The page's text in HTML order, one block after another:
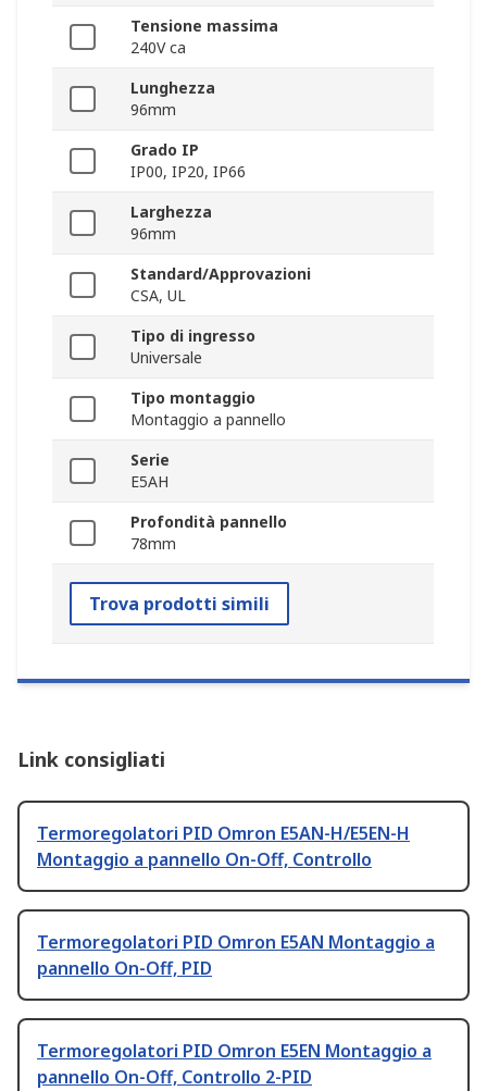
Tensione massima
240V ca
Lunghezza
96mm
Grado IP
IP00, IP20, IP66
Larghezza
96mm
Standard/Approvazioni
CSA, UL
Tipo di ingresso
Universale
Tipo montaggio
Montaggio a pannello
Serie
E5AH
Profondità pannello
78mm
Trova prodotti simili
Link consigliati
Termoregolatori PID Omron E5AN-H/E5EN-H
Montaggio a pannello On-Off, Controllo
Termoregolatori PID Omron E5AN Montaggio a
pannello On-Off, PID
Termoregolatori PID Omron E5EN Montaggio a
pannello On-Off, Controllo 2-PID